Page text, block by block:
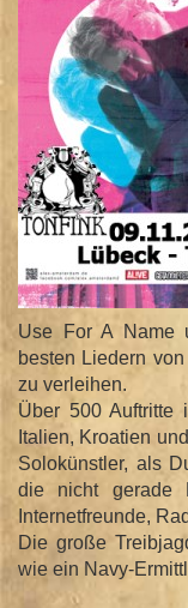
Use For A Name
besten Liedern
zu verleihen.
Über 500 Auftritte
Italien, Kroatien
Solokünstler, als
die nicht gerade
Internetfreunde,
Die große
wie ein Navy-